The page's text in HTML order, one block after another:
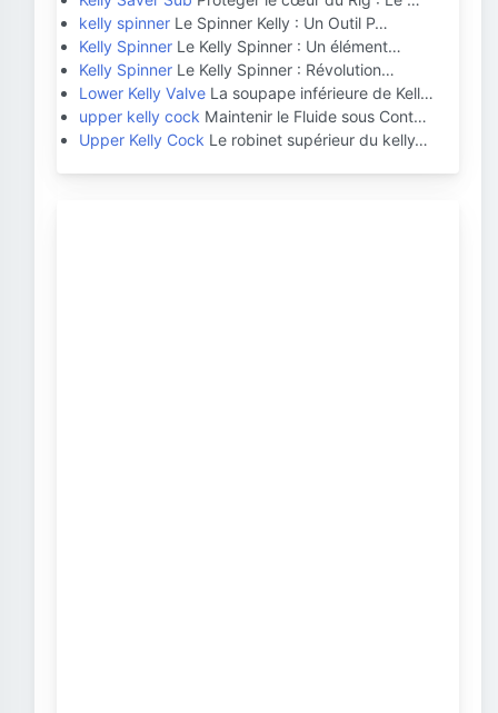
kelly spinner Le Spinner Kelly : Un Outil P…
Kelly Spinner Le Kelly Spinner : Un élément…
Kelly Spinner Le Kelly Spinner : Révolution…
Lower Kelly Valve La soupape inférieure de Kell…
upper kelly cock Maintenir le Fluide sous Cont…
Upper Kelly Cock Le robinet supérieur du kelly…